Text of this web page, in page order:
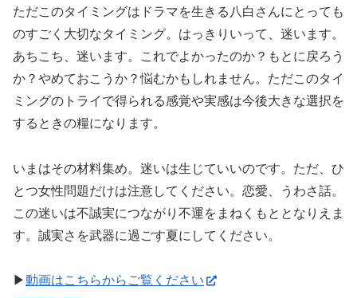
ただこのタイミングはドラマを生きる八白さんにとっても
のすごく大切なタイミング。はっきりいって、迷います。
あちこち、迷います。これでよかったのか？もとに戻ろう
か？やめておこうか？悩むかもしれません。ただこのタイ
ミングのトライで得られる感覚や実感は今後大きな選択を
するときの糧になります。
いまはその材料集め。迷いは生じていいのです。ただ、ひ
とつ女性問題だけは注意してください。恋愛、うわさ話。
この迷いは不誠実につながり不運をまねくもととなりえま
す。誠実さを武器に過ごす夏にしてください。
▶動画はこちらからご覧ください